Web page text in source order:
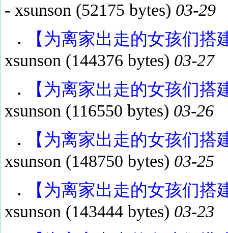
- xsunson (52175 bytes) 03-29
【为离家出走的女孩们
xsunson (144376 bytes) 03-27
【为离家出走的女孩们
xsunson (116550 bytes) 03-26
【为离家出走的女孩们
xsunson (148750 bytes) 03-25
【为离家出走的女孩们
xsunson (143444 bytes) 03-23